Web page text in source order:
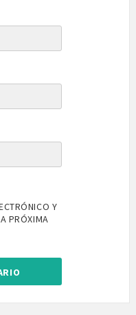
Y
PRÓXIMA